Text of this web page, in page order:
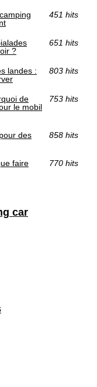
451 hits
?
651 hits
landes :
803 hits
de
le mobil
753 hits
des
858 hits
faire
770 hits
car